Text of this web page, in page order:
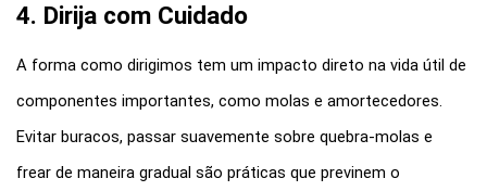
4. Dirija com Cuidado
A forma como dirigimos tem um impacto direto na vida útil de
componentes importantes, como molas e amortecedores.
Evitar buracos, passar suavemente sobre quebra-molas e
frear de maneira gradual são práticas que previnem o